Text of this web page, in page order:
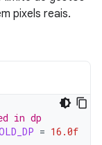
pixels reais.
in dp
= 16.0f